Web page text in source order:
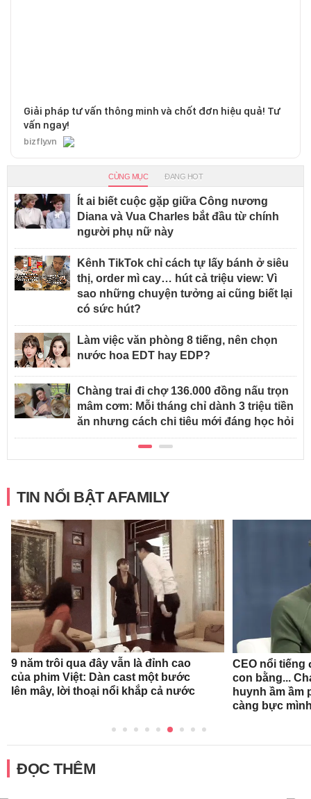
Giải pháp tư vấn thông minh và chốt đơn hiệu quả! Tư
vấn ngay!
bizfly.vn
CÙNG MỤC ĐANG HOT
Ít ai biết cuộc gặp giữa Công nương
Diana và Vua Charles bắt đầu từ chính
người phụ nữ này
Kênh TikTok chỉ cách tự lấy bánh ở siêu
thị, order mì cay… hút cả triệu view: Vì
sao những chuyện tưởng ai cũng biết lại
có sức hút?
Làm việc văn phòng 8 tiếng, nên chọn
nước hoa EDT hay EDP?
Chàng trai đi chợ 136.000 đồng nấu trọn
mâm cơm: Mỗi tháng chỉ dành 3 triệu tiền
ăn nhưng cách chi tiêu mới đáng học hỏi
TIN NỔI BẬT AFAMILY
9 năm trôi qua đây vẫn là đỉnh cao
của phim Việt: Dàn cast một bước
lên mây, lời thoại nổi khắp cả nước
CEO nổi tiếng
con bằng...
huynh ầm ầm
càng bực
ĐỌC THÊM